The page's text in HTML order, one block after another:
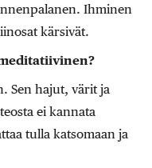
Ihminen
kärsivät.
Sen hajut, värit ja
ei kannata
tulla katsomaan ja